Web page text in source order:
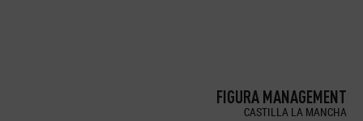
FIGURA MANAGEMENT
CASTILLA LA MANCHA